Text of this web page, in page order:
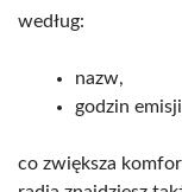
według:
nazw,
godzin
co zwiększa